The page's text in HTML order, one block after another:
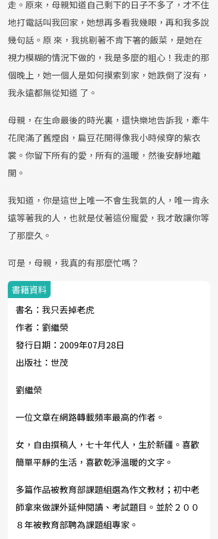
走。原來，母親知道自己剩下的日子不多了，才不住
地打電話叫我回家，她想再多看我幾眼，再和我多說
幾句話。原 來，我挑剔著不肯下箸的飯菜，是她在
視力模糊的情況下做的，我是多麼的粗心！我走的那
個晚上，她一個人是如何摸索到家，她跌倒了沒有，
我永遠都無從知道 了。
母親，在生命最後的時光裏，還快樂地告訴我，牽牛
花爬滿了舊煙囪，扁豆花開得像我小時候穿的紫衣
裳。你留下所有的愛，所有的溫暖，然後安靜地離
開。
我知道，你是這世上唯一不會生我氣的人，唯一肯永
遠等著我的人，也就是仗著這份寵愛，我才敢讓你等
了那麼久。
可是，母親，我真的有那麼忙嗎？
書籍資料
書名：我只丟掉老虎
作者：劉繼榮
發行日期：2009年07月28日
出版社：世茂
劉繼榮
一位文章在網路轉載頻率最高的作者。
女，自由撰稿人，七十年代人，生於新疆。喜歡
簡單平靜的生活，喜歡乾淨溫暖的文字。
多篇作品被教育部課題組選為作文教材；初中老
師拿來做課外延伸閱讀、考試題目。並於２００
８年被教育部聘為課題組專家。